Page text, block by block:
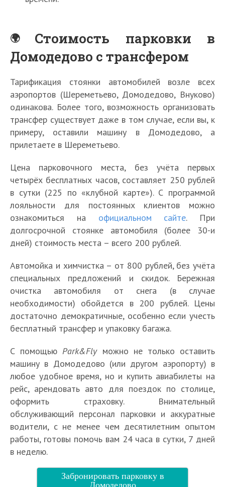
Стоимость парковки в
Домодедово с трансфером
Тарификация стоянки автомобилей возле всех
аэропортов (Шереметьево, Домодедово, Внуково)
одинакова. Более того, возможность организовать
трансфер существует даже в том случае, если вы, к
примеру, оставили машину в Домодедово, а
прилетаете в Шереметьево.
Цена парковочного места, без учёта первых
четырёх бесплатных часов, составляет 250 рублей
в сутки (225 по «клубной карте»). С программой
лояльности для постоянных клиентов можно
ознакомиться на официальном сайте. При
долгосрочной стоянке автомобиля (более 30-и
дней) стоимость места – всего 200 рублей.
Автомойка и химчистка – от 800 рублей, без учёта
специальных предложений и скидок. Бережная
очистка автомобиля от снега (в случае
необходимости) обойдется в 200 рублей. Цены
достаточно демократичные, особенно если учесть
бесплатный трансфер и упаковку багажа.
С помощьюPark&Flyможно не только оставить
машину в Домодедово (или другом аэропорту) в
любое удобное время, но и купить авиабилеты на
рейс, арендовать авто для поездок по столице,
оформить страховку. Внимательный
обслуживающий персонал парковки и аккуратные
водители, с не менее чем десятилетним опытом
работы, готовы помочь вам 24 часа в сутки, 7 дней
в неделю.
Забронировать парковку в
Домодедово